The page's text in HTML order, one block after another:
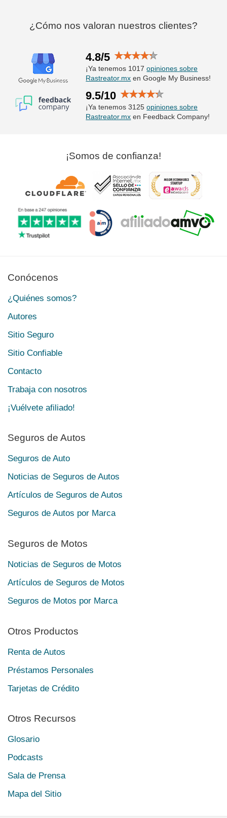
¿Cómo nos valoran nuestros clientes?
4.8/5
¡Ya tenemos 1017opiniones sobre
Rastreator.mx en Google My Business!
9.5/10
¡Ya tenemos 3125opiniones sobre
Rastreator.mx en Feedback Company!
¡Somos de confianza!
Conócenos
¿Quiénes somos?
Autores
Sitio Seguro
Sitio Confiable
Contacto
Trabaja con nosotros
¡Vuélvete afiliado!
Seguros de Autos
Seguros de Auto
Noticias de Seguros de Autos
Artículos de Seguros de Autos
Seguros de Autos por Marca
Seguros de Motos
Noticias de Seguros de Motos
Artículos de Seguros de Motos
Seguros de Motos por Marca
Otros Productos
Renta de Autos
Préstamos Personales
Tarjetas de Crédito
Otros Recursos
Glosario
Podcasts
Sala de Prensa
Mapa del Sitio